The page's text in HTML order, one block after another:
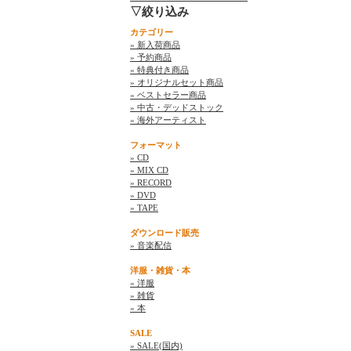
▽絞り込み
カテゴリー
» 新入荷商品
» 予約商品
» 特典付き商品
» オリジナルセット商品
» ベストセラー商品
» 中古・デッドストック
» 海外アーティスト
フォーマット
» CD
» MIX CD
» RECORD
» DVD
» TAPE
ダウンロード販売
» 音楽配信
洋服・雑貨・本
» 洋服
» 雑貨
» 本
SALE
» SALE(国内)